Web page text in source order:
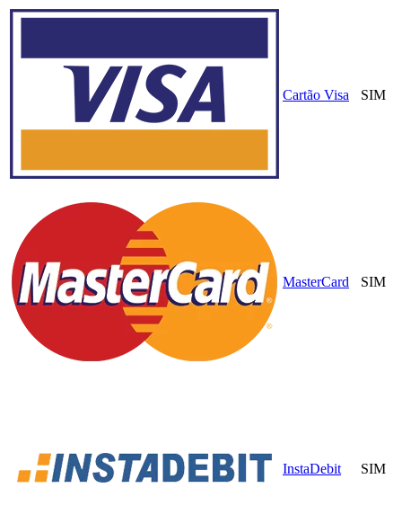
Cartão Visa SIM
MasterCard SIM
InstaDebit SIM